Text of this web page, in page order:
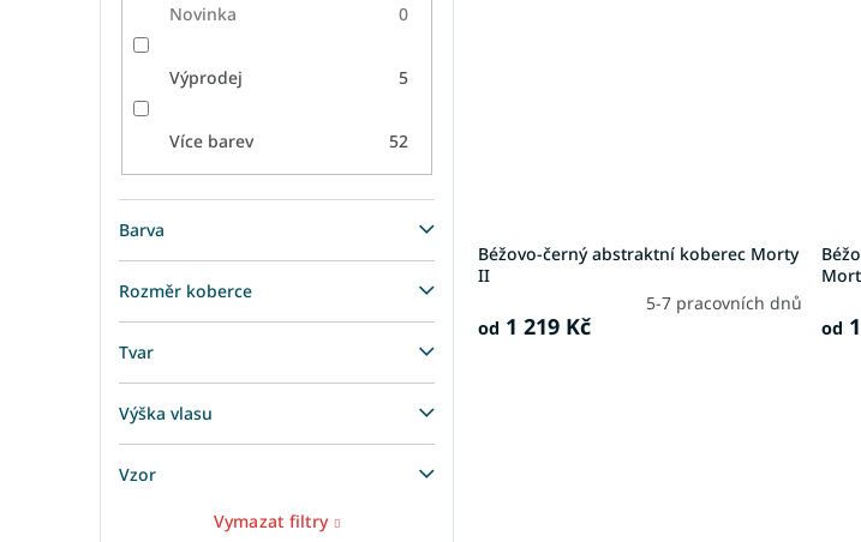
Novinka 0
Výprodej 5
Více barev 52
Barva
Rozměr koberce
Tvar
Výška vlasu
Vzor
Vymazat filtry
Béžovo-černý abstraktní koberec Morty
II
5-7 pracovních dnů
od 1 219 Kč
od